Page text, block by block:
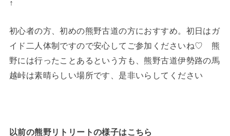
↑
初心者の方、初めの熊野古道の方におすすめ。初日はガ
イド二人体制ですので安心してご参加くださいね♡ 熊
野には行ったことあるという方も、熊野古道伊勢路の馬
越峠は素晴らしい場所です、是非いらしてください
以前の熊野リトリートの様子はこちら